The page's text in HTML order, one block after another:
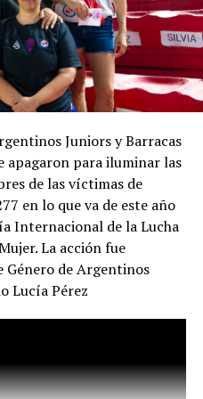
que sostiene
represión de la marcha
de Inteligencia
responde a Santiago
de “inteligencia”
zozobra de la gestión
de los jubilados
la presencia de un
intenta hacer su
de expresión. El video
y explica de qué modo
dispararle un cartucho
de unos 20 centímetros de
Juniors y Barracas
apagaron para iluminar las
de las víctimas de
en lo que va de este año
Internacional de la Lucha
La acción fue
Género de Argentinos
Lucía Pérez